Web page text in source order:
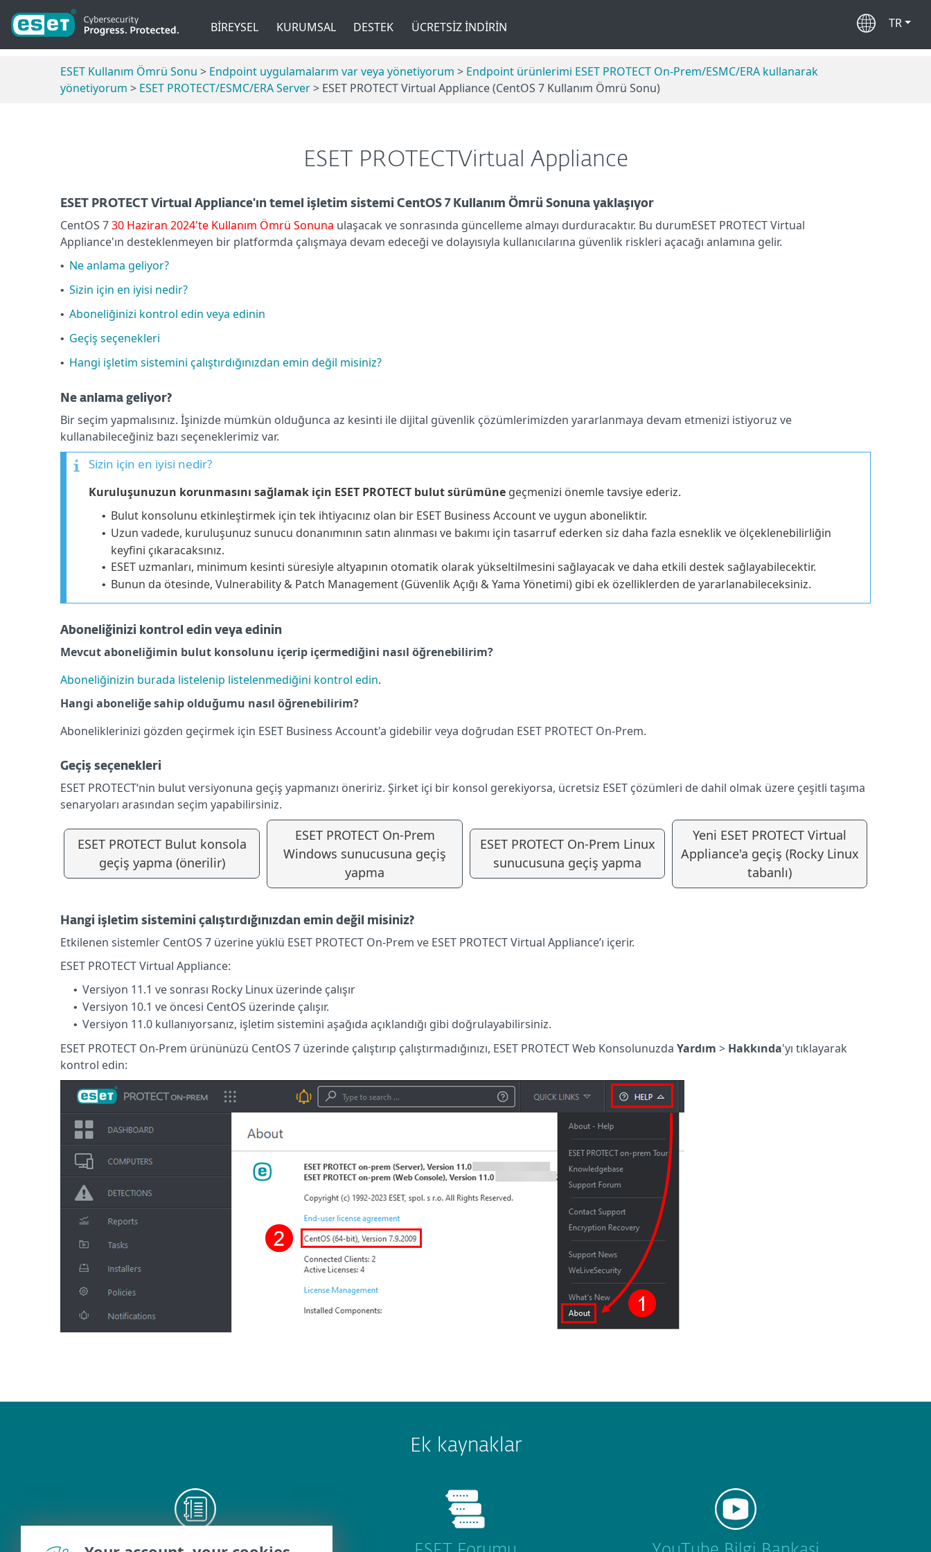
BIREYSEL KURUMSAL DESTEK ÜCRETSIZ İNDIRIN TR
ESET Kullanım Ömrü Sonu > Endpoint uygulamalarım var veya yönetiyorum > Endpoint ürünlerimi ESET PROTECT On-Prem/ESMC/ERA kullanarak
yönetiyorum > ESET PROTECT/ESMC/ERA Server> ESET PROTECT Virtual Appliance (CentOS 7 Kullanım Ömrü Sonu)
ESET PROTECTVirtual Appliance
ESET PROTECT Virtual Appliance'ın temel işletim sistemi CentOS 7 Kullanım Ömrü Sonuna yaklaşıyor
CentOS 730 Haziran 2024'te Kullanım Ömrü Sonuna ulaşacak ve sonrasında güncelleme almayı durduracaktır. Bu durumESET PROTECT Virtual
Appliance'ın desteklenmeyen bir platformda çalışmaya devam edeceği ve dolayısıyla kullanıcılarına güvenlik riskleri açacağı anlamına gelir.
• Ne anlama geliyor?
• Sizin için en iyisi nedir?
• Aboneliğinizi kontrol edin veya edinin
• Geçiş seçenekleri
• Hangi işletim sistemini çalıştırdığınızdan emin değil misiniz?
Ne anlama geliyor?
Bir seçim yapmalısınız. İşinizde mümkün olduğunca az kesinti ile dijital güvenlik çözümlerimizden yararlanmaya devam etmenizi istiyoruz ve
kullanabileceğiniz bazı seçeneklerimiz var.
Sizin için en iyisi nedir?
Kuruluşunuzun korunmasını sağlamak için ESET PROTECT bulut sürümüne geçmenizi önemle tavsiye ederiz.
• Bulut konsolunu etkinleştirmek için tek ihtiyacınız olan bir ESET Business Account ve uygun aboneliktir.
• Uzun vadede, kuruluşunuz sunucu donanımının satın alınması ve bakımı için tasarruf ederken siz daha fazla esneklik ve ölçeklenebilirliğin
keyfini çıkaracaksınız.
• ESET uzmanları, minimum kesinti süresiyle altyapının otomatik olarak yükseltilmesini sağlayacak ve daha etkili destek sağlayabilecektir.
• Bunun da ötesinde, Vulnerability & Patch Management (Güvenlik Açığı & Yama Yönetimi) gibi ek özelliklerden de yararlanabileceksiniz.
Aboneliğinizi kontrol edin veya edinin
Mevcut aboneliğimin bulut konsolunu içerip içermediğini nasıl öğrenebilirim?
Aboneliğinizin burada listelenip listelenmediğini kontrol edin.
Hangi aboneliğe sahip olduğumu nasıl öğrenebilirim?
Aboneliklerinizi gözden geçirmek için ESET Business Account'a gidebilir veya doğrudan ESET PROTECT On-Prem.
Geçiş seçenekleri
ESET PROTECT‘nin bulut versiyonuna geçiş yapmanızı öneririz. Şirket içi bir konsol gerekiyorsa, ücretsiz ESET çözümleri de dahil olmak üzere çeşitli taşıma
senaryoları arasından seçim yapabilirsiniz.
ESET PROTECT Bulut konsola
geçiş yapma (önerilir)
ESET PROTECT On-Prem
Windows sunucusuna geçiş
yapma
ESET PROTECT On-Prem Linux
sunucusuna geçiş yapma
Yeni ESET PROTECT Virtual
Appliance'a geçiş (Rocky Linux
tabanlı)
Hangi işletim sistemini çalıştırdığınızdan emin değil misiniz?
Etkilenen sistemler CentOS 7 üzerine yüklü ESET PROTECT On-Prem ve ESET PROTECT Virtual Appliance’ı içerir.
ESET PROTECT Virtual Appliance:
• Versiyon 11.1 ve sonrası Rocky Linux üzerinde çalışır
• Versiyon 10.1 ve öncesi CentOS üzerinde çalışır.
• Versiyon 11.0 kullanıyorsanız, işletim sistemini aşağıda açıklandığı gibi doğrulayabilirsiniz.
ESET PROTECT On-Prem ürününüzü CentOS 7 üzerinde çalıştırıp çalıştırmadığınızı, ESET PROTECT Web Konsolunuzda Yardım > Hakkında'yı tıklayarak
kontrol edin:
Ek kaynaklar